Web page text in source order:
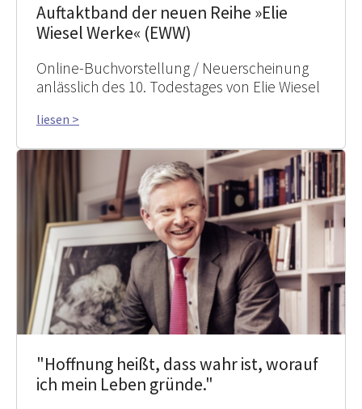
Auftaktband der neuen Reihe »Elie
Wiesel Werke« (EWW)
Online-Buchvorstellung / Neuerscheinung
anlässlich des 10. Todestages von Elie Wiesel
liesen >
"Hoffnung heißt, dass wahr ist, worauf
ich mein Leben gründe."